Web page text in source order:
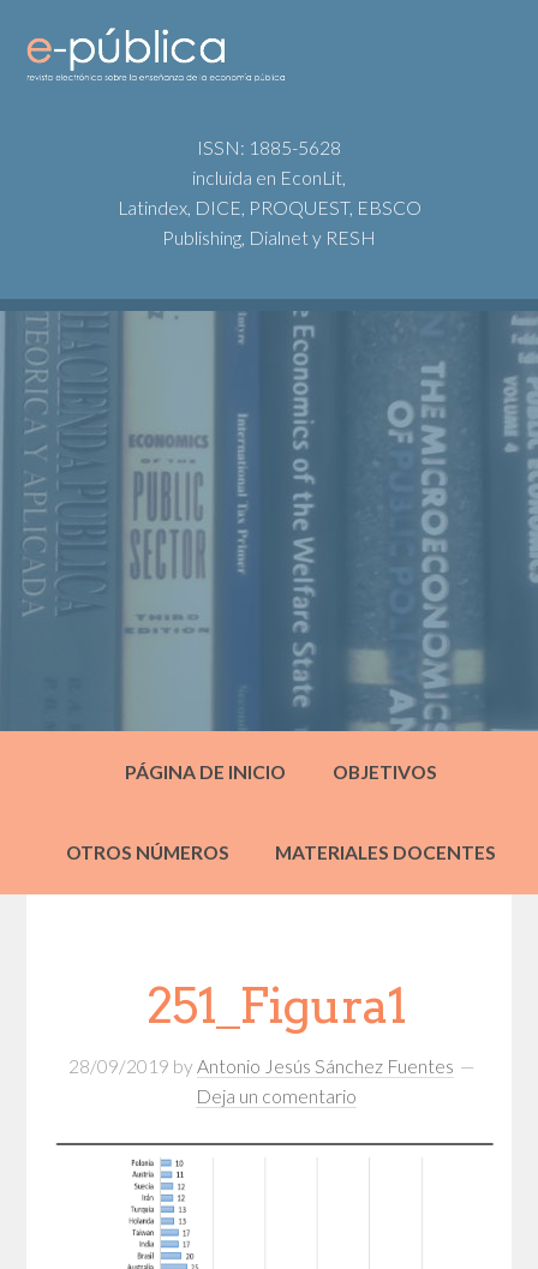
ISSN: 1885-5628
incluida en EconLit,
Latindex, DICE, PROQUEST, EBSCO
Publishing, Dialnet y RESH
PÁGINA DE INICIO OBJETIVOS
OTROS NÚMEROS MATERIALES DOCENTES
251_Figura1
28/09/2019 by Antonio Jesús Sánchez Fuentes
Deja un comentario